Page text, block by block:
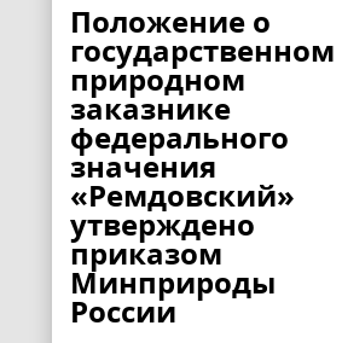
Положение о
государственном
природном
заказнике
федерального
значения
«Ремдовский»
утверждено
приказом
Минприроды
России